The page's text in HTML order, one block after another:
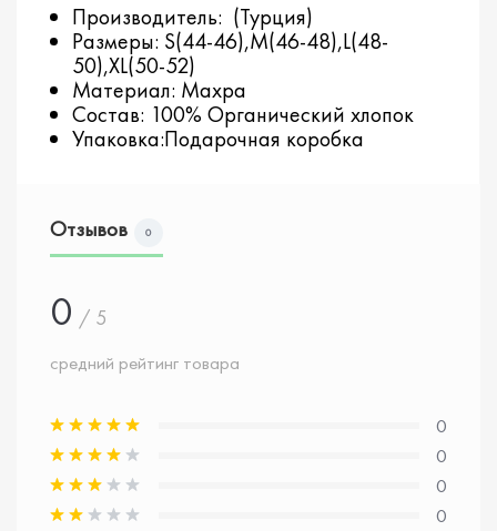
Производитель: (Турция)
Размеры: S(44-46),M(46-48),L(48-
50),XL(50-52)
Материал: Махра
Состав: 100% Органический хлопок
Упаковка:Подарочная коробка
Отзывов 0
0 / 5
средний рейтинг товара
0
0
0
0